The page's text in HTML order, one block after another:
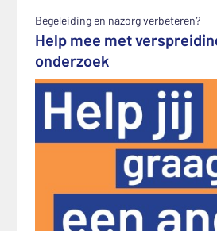
Begeleiding en nazorg verbeteren?
Help mee met
onderzoek